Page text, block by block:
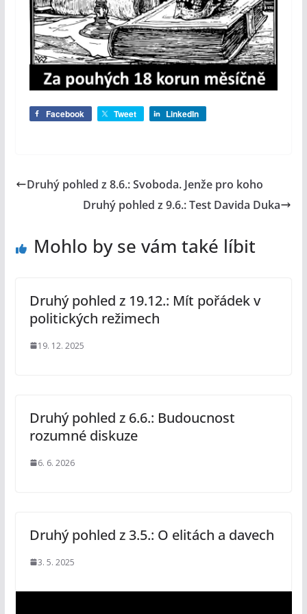
Facebook Tweet LinkedIn
Druhý pohled z 8.6.: Svoboda. Jenže pro koho
Druhý pohled z 9.6.: Test Davida Duka
Mohlo by se vám také líbit
Druhý pohled z 19.12.: Mít pořádek v
politických režimech
19. 12. 2025
Druhý pohled z 6.6.: Budoucnost
rozumné diskuze
6. 6. 2026
Druhý pohled z 3.5.: O elitách a davech
3. 5. 2025